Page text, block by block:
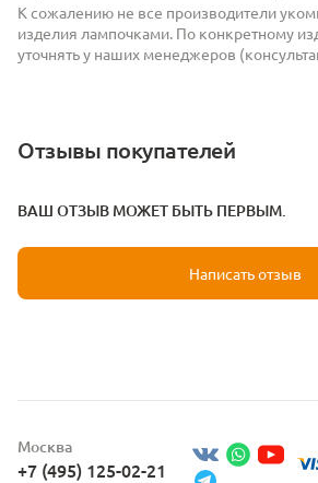
К сожалению не все производители
изделия лампочками. По конкретному
уточнять у наших менеджеров
Отзывы покупателей
ВАШ ОТЗЫВ МОЖЕТ БЫТЬ ПЕРВЫМ.
Написать отзыв
Москва
+7 (495) 125-02-21